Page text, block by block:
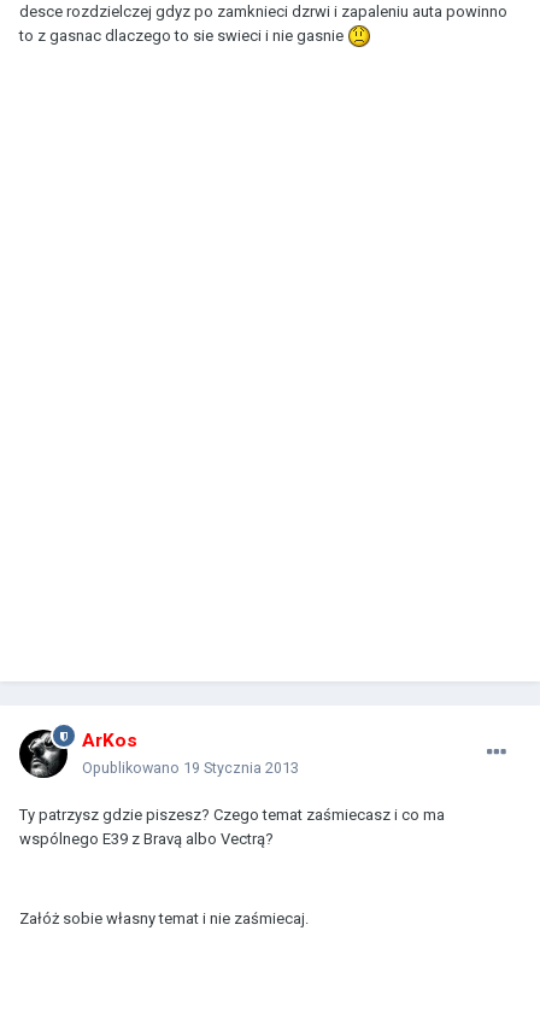
desce rozdzielczej gdyz po zamknieci dzrwi i zapaleniu auta powinno
to z gasnac dlaczego to sie swieci i nie gasnie
ArKos
Opublikowano 19 Stycznia 2013
Ty patrzysz gdzie piszesz? Czego temat zaśmiecasz i co ma
wspólnego E39 z Bravą albo Vectrą?
Załóż sobie własny temat i nie zaśmiecaj.